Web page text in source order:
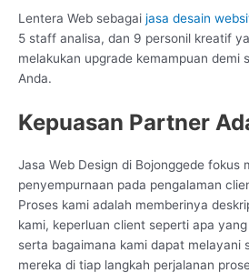
Lentera Web sebagai jasa desain
5 staff analisa, dan 9 personil kreatif
melakukan upgrade kemampuan demi
Anda.
Kepuasan Partner
Jasa Web Design di Bojonggede fokus
penyempurnaan pada pengalaman
Proses kami adalah memberinya
kami, keperluan client seperti apa
serta bagaimana kami dapat melayani
mereka di tiap langkah perjalanan